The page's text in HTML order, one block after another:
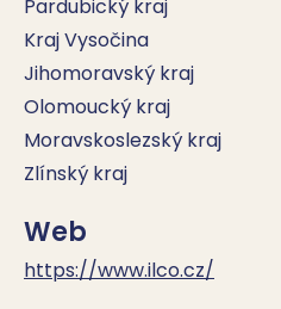
Pardubický kraj
Kraj Vysočina
Jihomoravský kraj
Olomoucký kraj
Moravskoslezský kraj
Zlínský kraj
Web
https://www.ilco.cz/